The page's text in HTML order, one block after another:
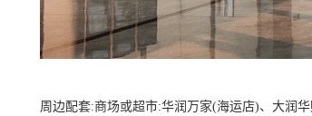
周边配套:商场或超市:华润万家(海运店)、大润